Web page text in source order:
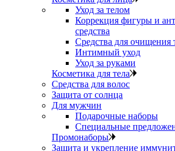
Уход за телом
Коррекция фигуры и
средства
Средства для очищения
Интимный уход
Уход за руками
Косметика для тела
Средства для волос
Защита от солнца
Для мужчин
Подарочные наборы
Специальные
Промонаборы
Защита и укрепление